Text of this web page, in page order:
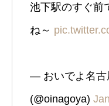
池下駅のすぐ前
ね～
— おいでよ名古
(@oinagoya)